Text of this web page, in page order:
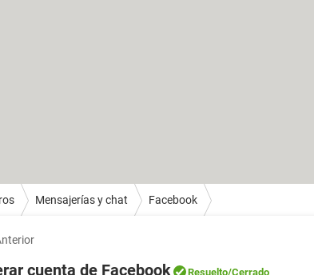
Mensajerías y chat Facebook
cuenta de Facebook Resuelto/Cerrado